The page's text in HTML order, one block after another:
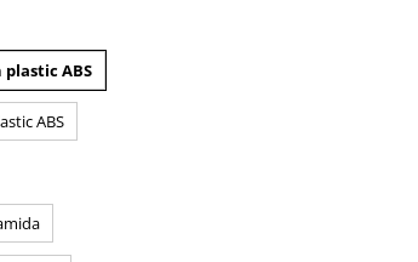
ABS
ABS